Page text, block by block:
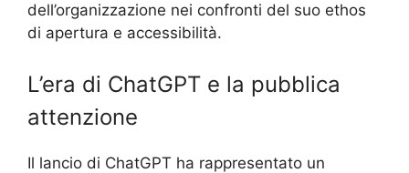
dell’organizzazione nei confronti del suo ethos
di apertura e accessibilità.
L’era di ChatGPT e la pubblica
attenzione
Il lancio di ChatGPT ha rappresentato un